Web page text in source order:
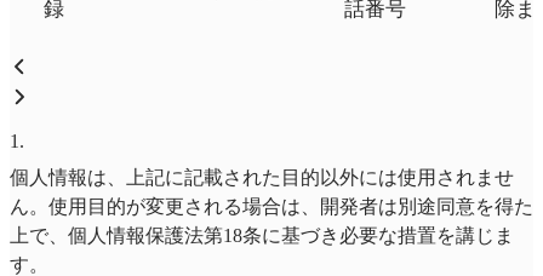
録
話番号
除ま
1 .
個人情報は、上記に記載された目的以外には使用されませ
ん。使用目的が変更される場合は、開発者は別途同意を得た
上で、個人情報保護法第18条に基づき必要な措置を講じま
す。